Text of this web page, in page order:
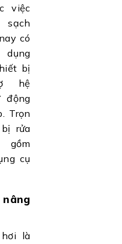
việc
có
bị
hệ
động
Trọn
rửa
gồm
cụ
nâng
là